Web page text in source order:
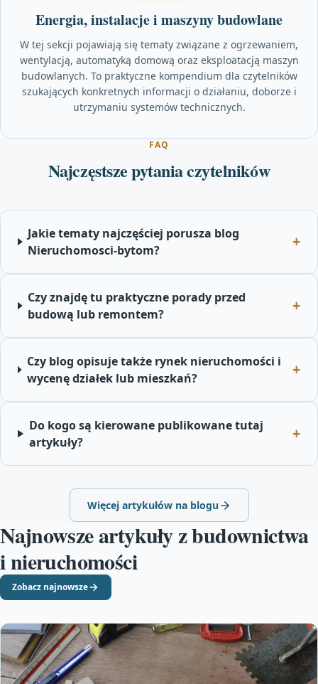
Energia, instalacje i maszyny budowlane
W tej sekcji pojawiają się tematy związane z ogrzewaniem,
wentylacją, automatyką domową oraz eksploatacją maszyn
budowlanych. To praktyczne kompendium dla czytelników
szukających konkretnych informacji o działaniu, doborze i
utrzymaniu systemów technicznych.
FAQ
Najczęstsze pytania czytelników
Jakie tematy najczęściej porusza blog
Nieruchomosci-bytom?
Czy znajdę tu praktyczne porady przed
budową lub remontem?
Czy blog opisuje także rynek nieruchomości i
wycenę działek lub mieszkań?
Do kogo są kierowane publikowane tutaj
artykuły?
Więcej artykułów na blogu
Najnowsze artykuły z budownictwa
i nieruchomości
Zobacz najnowsze